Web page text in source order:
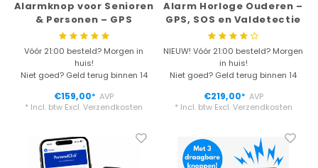
Alarmknop voor Senioren
& Personen – GPS
Tracker – Waterdicht –
Inclusief Simkaart –
Zonder Abonnement
Vóór 21:00 besteld? Morgen in
huis!
Niet goed? Geld terug binnen 14
€159,00* AVP
* Incl. btw Excl.Verzendkosten
Alarm Horloge Ouderen –
GPS, SOS en Valdetectie
– Wit
NIEUW! Vóór 21:00 besteld? Morgen
in huis!
Niet goed? Geld terug binnen 14
€219,00* AVP
* Incl. btw Excl.Verzendkosten